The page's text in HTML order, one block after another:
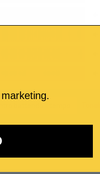
inserita su uno dei due